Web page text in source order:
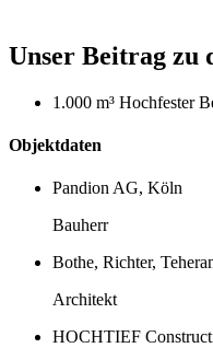
Unser Beitrag zu
1.000 m³ Hochfester
Objektdaten
Pandion AG, Köln
Bauherr
Bothe, Richter,
Architekt
HOCHTIEF